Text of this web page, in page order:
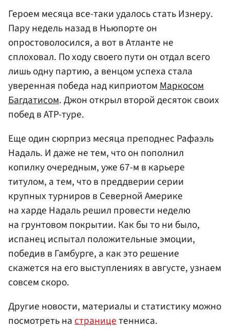
Героем месяца все-таки удалось стать Изнеру.
Пару недель назад в Ньюпорте он
опростоволосился, а вот в Атланте не
сплоховал. По ходу своего пути он отдал всего
лишь одну партию, а венцом успеха стала
уверенная победа над киприотомМаркосом
Багдатисом. Джон открыл второй десяток своих
побед в ATP-туре.
Еще один сюрприз месяца преподнес Рафаэль
Надаль. И даже не тем, что он пополнил
копилку очередным, уже 67-м в карьере
титулом, а тем, что в преддверии серии
крупных турниров в Северной Америке
на харде Надаль решил провести неделю
на грунтовом покрытии. Как бы то ни было,
испанец испытал положительные эмоции,
победив в Гамбурге, а как это решение
скажется на его выступлениях в августе, узнаем
совсем скоро.
Другие новости, материалы и статистику можно
посмотреть настраницетенниса.